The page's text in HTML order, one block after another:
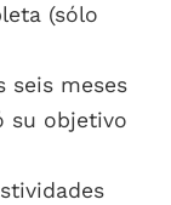
(sólo
seis meses
su objetivo